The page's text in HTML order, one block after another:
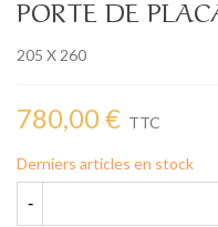
PORTE DE
205 X 260
780,00 € TTC
Derniers articles en stock
-